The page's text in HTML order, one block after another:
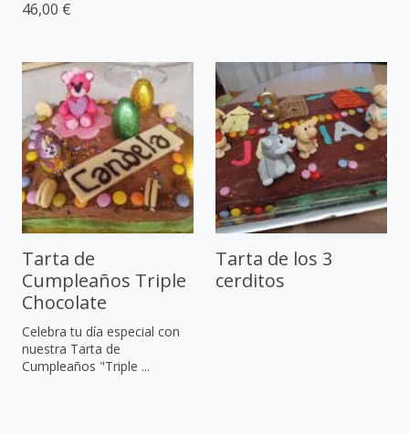
46,00 €
Tarta de
Cumpleaños Triple
Chocolate
Celebra tu día especial con
nuestra Tarta de
Cumpleaños "Triple ...
Tarta de los 3
cerditos